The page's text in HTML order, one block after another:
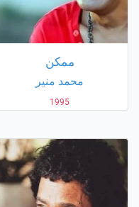
ممكن
محمد منير
1995